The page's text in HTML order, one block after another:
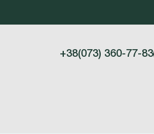
+38(073) 360-77-83